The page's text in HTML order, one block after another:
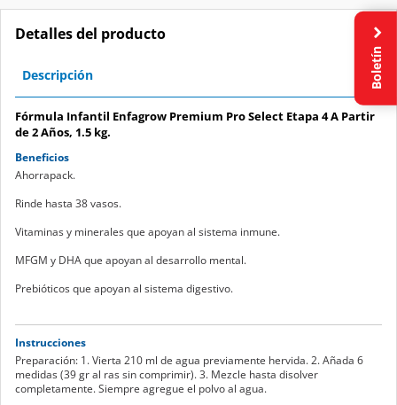
Detalles del producto
Descripción
Fórmula Infantil Enfagrow Premium Pro Select Etapa 4 A Partir
de 2 Años, 1.5 kg.
Beneficios
Ahorrapack.
Rinde hasta 38 vasos.
Vitaminas y minerales que apoyan al sistema inmune.
MFGM y DHA que apoyan al desarrollo mental.
Prebióticos que apoyan al sistema digestivo.
Instrucciones
Preparación: 1. Vierta 210 ml de agua previamente hervida. 2. Añada 6
medidas (39 gr al ras sin comprimir). 3. Mezcle hasta disolver
completamente. Siempre agregue el polvo al agua.
Boletín